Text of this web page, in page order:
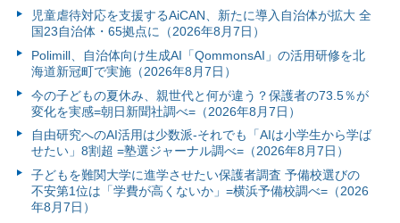
児童虐待対応を支援するAiCAN、新たに導入自治体が拡大 全
国23自治体・65拠点に（2026年8月7日）
Polimill、自治体向け生成AI「QommonsAI」の活用研修を北
海道新冠町で実施（2026年8月7日）
今の子どもの夏休み、親世代と何が違う？保護者の73.5％が
変化を実感=朝日新聞社調べ=（2026年8月7日）
自由研究へのAI活用は少数派-それでも「AIは小学生から学ば
せたい」8割超 =塾選ジャーナル調べ=（2026年8月7日）
子どもを難関大学に進学させたい保護者調査 予備校選びの
不安第1位は「学費が高くないか」=横浜予備校調べ=（2026
年8月7日）